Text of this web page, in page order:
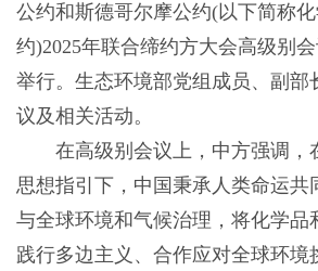
公约和斯德哥尔摩公约(以下简称
约)2025年联合缔约方大会高级别
举行。生态环境部党组成员、副部
议及相关活动。
在高级别会议上，中方强调，
思想指引下，中国秉承人类命运共
与全球环境和气候治理，将化学品
践行多边主义、合作应对全球环境